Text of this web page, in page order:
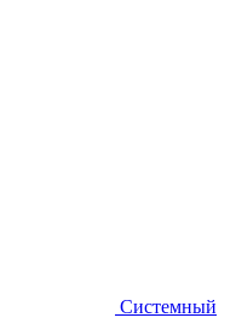
Системный